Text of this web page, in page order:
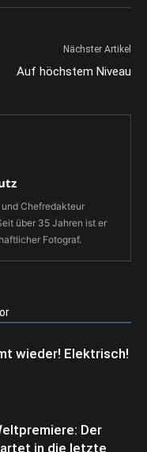
Nächster Artikel
Auf höchstem Niveau
Chefredakteur
über 35 Jahren ist er
Fotograf.
wieder! Elektrisch!
Der
in die letzte